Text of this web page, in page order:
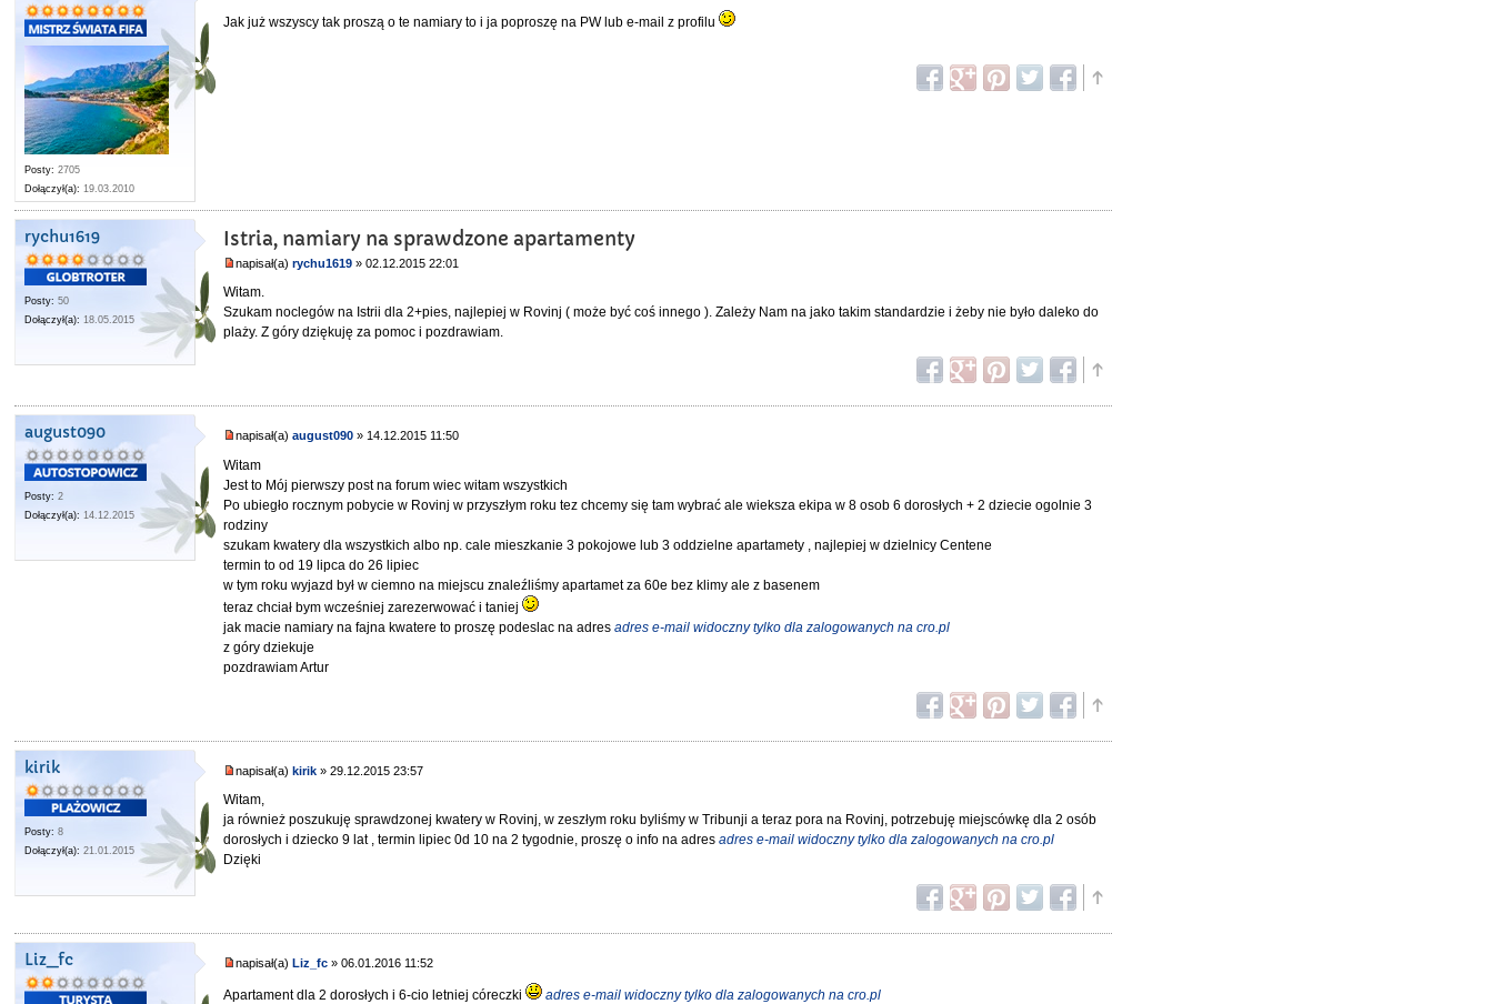
Posty: 2705
Dołączył(a): 19.03.2010
Jak już wszyscy tak proszą o te namiary to i ja poproszę na PW lub e-mail z profilu
rychu1619
Posty: 50
Dołączył(a): 18.05.2015
Istria, namiary na sprawdzone apartamenty
napisał(a)rychu1619 » 02.12.2015 22:01
Witam.
Szukam noclegów na Istrii dla 2+pies, najlepiej w Rovinj ( może być coś innego ). Zależy Nam na jako takim standardzie i żeby nie było daleko do
plaży. Z góry dziękuję za pomoc i pozdrawiam.
august090
Posty: 2
Dołączył(a): 14.12.2015
napisał(a)august090 » 14.12.2015 11:50
Witam
Jest to Mój pierwszy post na forum wiec witam wszystkich
Po ubiegło rocznym pobycie w Rovinj w przyszłym roku tez chcemy się tam wybrać ale wieksza ekipa w 8 osob 6 dorosłych + 2 dziecie ogolnie 3
rodziny
szukam kwatery dla wszystkich albo np. cale mieszkanie 3 pokojowe lub 3 oddzielne apartamety , najlepiej w dzielnicy Centene
termin to od 19 lipca do 26 lipiec
w tym roku wyjazd był w ciemno na miejscu znaleźliśmy apartamet za 60e bez klimy ale z basenem
teraz chciał bym wcześniej zarezerwować i taniej
jak macie namiary na fajna kwatere to proszę podeslac na adresadres e-mail widoczny tylko dla zalogowanych na cro.pl
z góry dziekuje
pozdrawiam Artur
kirik
Posty: 8
Dołączył(a): 21.01.2015
napisał(a)kirik » 29.12.2015 23:57
Witam,
ja również poszukuję sprawdzonej kwatery w Rovinj, w zeszłym roku byliśmy w Tribunji a teraz pora na Rovinj, potrzebuję miejscówkę dla 2 osób
dorosłych i dziecko 9 lat , termin lipiec 0d 10 na 2 tygodnie, proszę o info na adresadres e-mail widoczny tylko dla zalogowanych na cro.pl
Dzięki
Liz_fc napisał(a) Liz_fc » 06.01.2016 11:52
Apartament dla 2 dorosłych i 6-cio letniej córeczki adres e-mail widoczny tylko dla zalogowanych na cro.pl